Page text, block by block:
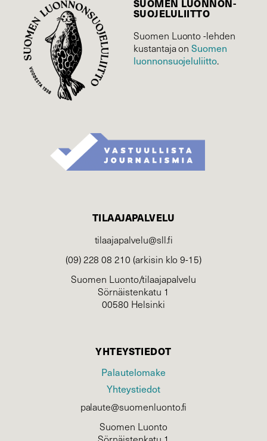
SUOMEN LUONNON­
SUOJELU­LIITTO
Suomen Luonto -lehden
kustantaja onSuomen
luonnonsuojelu­liitto.
TILAAJAPALVELU
tilaajapalvelu@sll.fi
(09) 228 08 210 (arkisin klo 9-15)
Suomen Luonto/tilaajapalvelu
Sörnäistenkatu 1
00580 Helsinki
YHTEYSTIEDOT
Palautelomake
Yhteystiedot
palaute@suomenluonto.fi
Suomen Luonto